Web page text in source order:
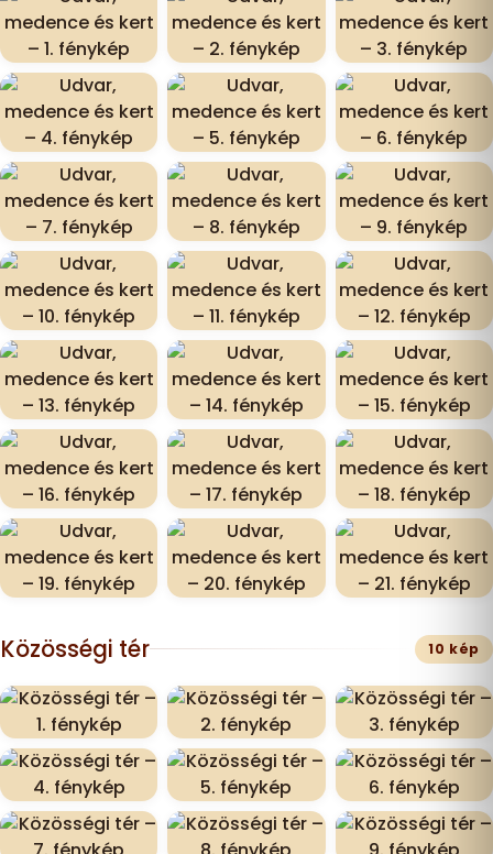
Közösségi tér 10 kép